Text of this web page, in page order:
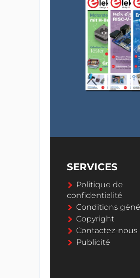
SERVICES
Politique de
confidentialité
Conditions
Copyright
Contactez-nous
Publicité